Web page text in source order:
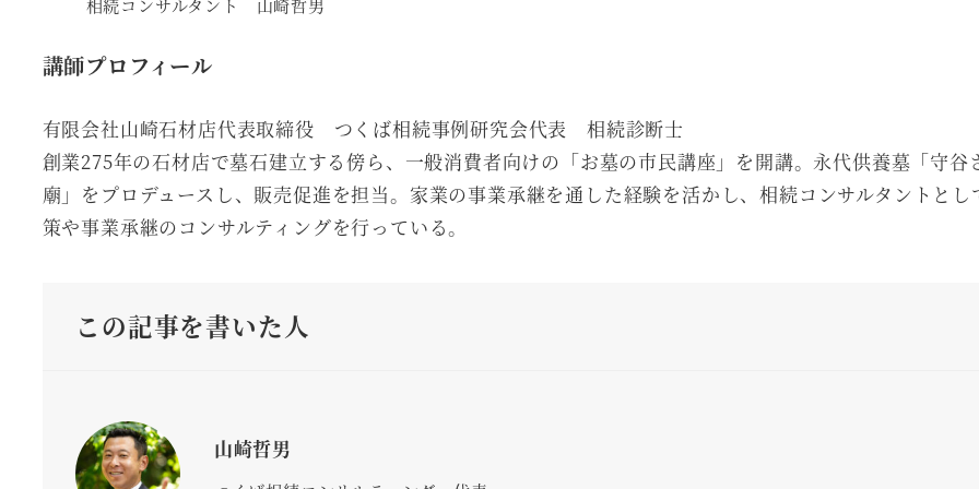
講師プロフィール
有限会社山崎石材店代表取締役 つくば相続事例研究会代表 相続診断士
創業275年の石材店で墓石建立する傍ら、一般消費者向けの「お墓の市民講座」を開講。永代供養墓「守谷
廟」をプロデュースし、販売促進を担当。家業の事業承継を通した経験を活かし、相続コンサルタントとし
策や事業承継のコンサルティングを行っている。
この記事を書いた人
山崎哲男